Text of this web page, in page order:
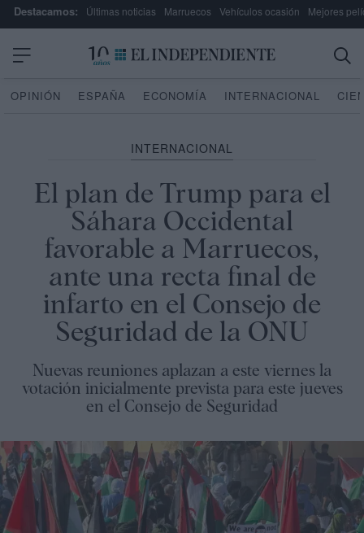
Destacamos: Últimas noticias Marruecos Vehículos ocasión Mejores
OPINIÓN ESPAÑA ECONOMÍA INTERNACIONAL
INTERNACIONAL
El plan de Trump para el
Sáhara Occidental
favorable a Marruecos,
ante una recta final de
infarto en el Consejo de
Seguridad de la ONU
Nuevas reuniones aplazan a este viernes la
votación inicialmente prevista para este jueves
en el Consejo de Seguridad